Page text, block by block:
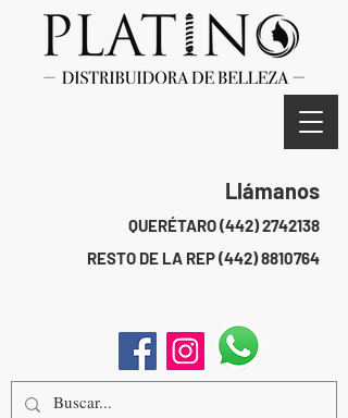
Llámanos
QUERÉTARO(442) 2742138
RESTO DE LA REP(442) 8810764